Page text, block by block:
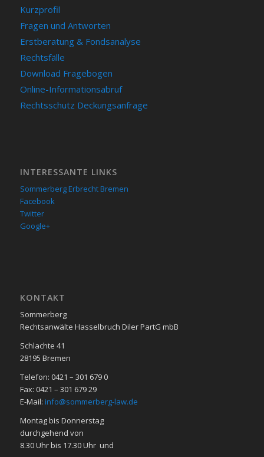
Kurzprofil
Fragen und Antworten
Erstberatung & Fondsanalyse
Rechtsfälle
Download Fragebogen
Online-Informationsabruf
Rechtsschutz Deckungsanfrage
INTERESSANTE LINKS
Sommerberg Erbrecht Bremen
Facebook
Twitter
Google+
KON­TAKT
Sommerberg
Rechtsanwälte Hasselbruch Diler PartG mbB
Schlachte 41
28195 Bre­men
Telefon: 0421 – 301 679 0
Fax: 0421 – 301 679 29
E-Mail: info@sommerberg-law.de
Mon­tag bis Don­ners­tag
durch­ge­hend von
8.30 Uhr bis 17.30 Uhr und